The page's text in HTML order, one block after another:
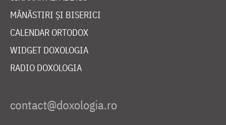
MĂNĂSTIRI ȘI BISERICI
CALENDAR ORTODOX
WIDGET DOXOLOGIA
RADIO DOXOLOGIA